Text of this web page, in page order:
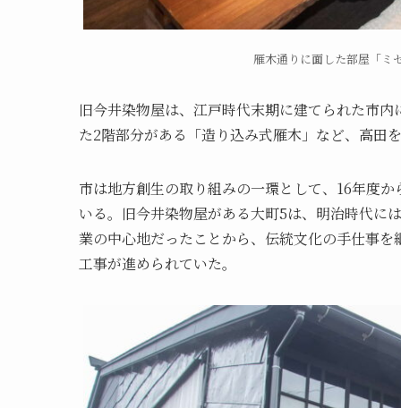
雁木通りに面した部屋「ミ
旧今井染物屋は、江戸時代末期に建てられた市
た2階部分がある「造り込み式雁木」など、高田
市は地方創生の取り組みの一環として、16年度
いる。旧今井染物屋がある大町5は、明治時代に
業の中心地だったことから、伝統文化の手仕事
工事が進められていた。